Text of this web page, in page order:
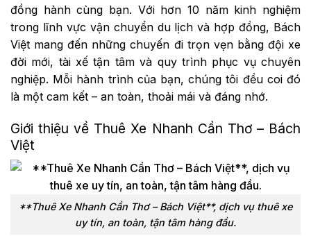
đồng hành cùng bạn. Với hơn 10 năm kinh nghiệm
trong lĩnh vực vận chuyển du lịch và hợp đồng, Bách
Việt mang đến những chuyến đi trọn vẹn bằng đội xe
đời mới, tài xế tận tâm và quy trình phục vụ chuyên
nghiệp. Mỗi hành trình của bạn, chúng tôi đều coi đó
là một cam kết – an toàn, thoải mái và đáng nhớ.
Giới thiệu về Thuê Xe Nhanh Cần Thơ – Bách
Việt
**Thuê Xe Nhanh Cần Thơ – Bách Việt**, dịch vụ thuê xe
uy tín, an toàn, tận tâm hàng đầu.